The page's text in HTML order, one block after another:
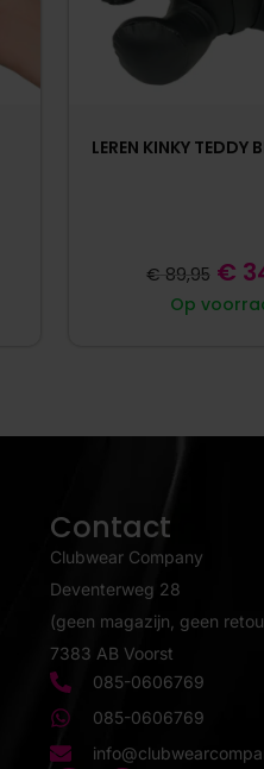
LEREN KINKY TEDDY
Op
€ 89,95 €
Contact
Clubwear Company
Deventerweg 28
(geen magazijn, geen
7383 AB Voorst
085-0606769
085-0606769